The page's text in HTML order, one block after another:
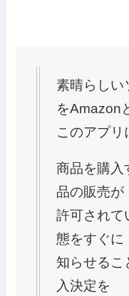
素晴らしい
をAmazon
このアプリ
商品を購入
品の販売が
許可されて
態をすぐに
知らせるこ
入決定を